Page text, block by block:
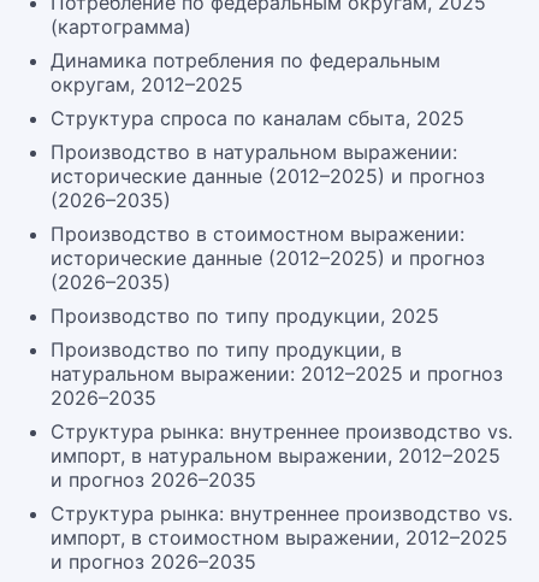
(картограмма)
Динамика потребления по федеральным
округам, 2012–2025
Структура спроса по каналам сбыта, 2025
Производство в натуральном выражении:
исторические данные (2012–2025) и прогноз
(2026–2035)
Производство в стоимостном выражении:
исторические данные (2012–2025) и прогноз
(2026–2035)
Производство по типу продукции, 2025
Производство по типу продукции, в
натуральном выражении: 2012–2025 и прогноз
2026–2035
Структура рынка: внутреннее производство vs.
импорт, в натуральном выражении, 2012–2025
и прогноз 2026–2035
Структура рынка: внутреннее производство vs.
импорт, в стоимостном выражении, 2012–2025
и прогноз 2026–2035